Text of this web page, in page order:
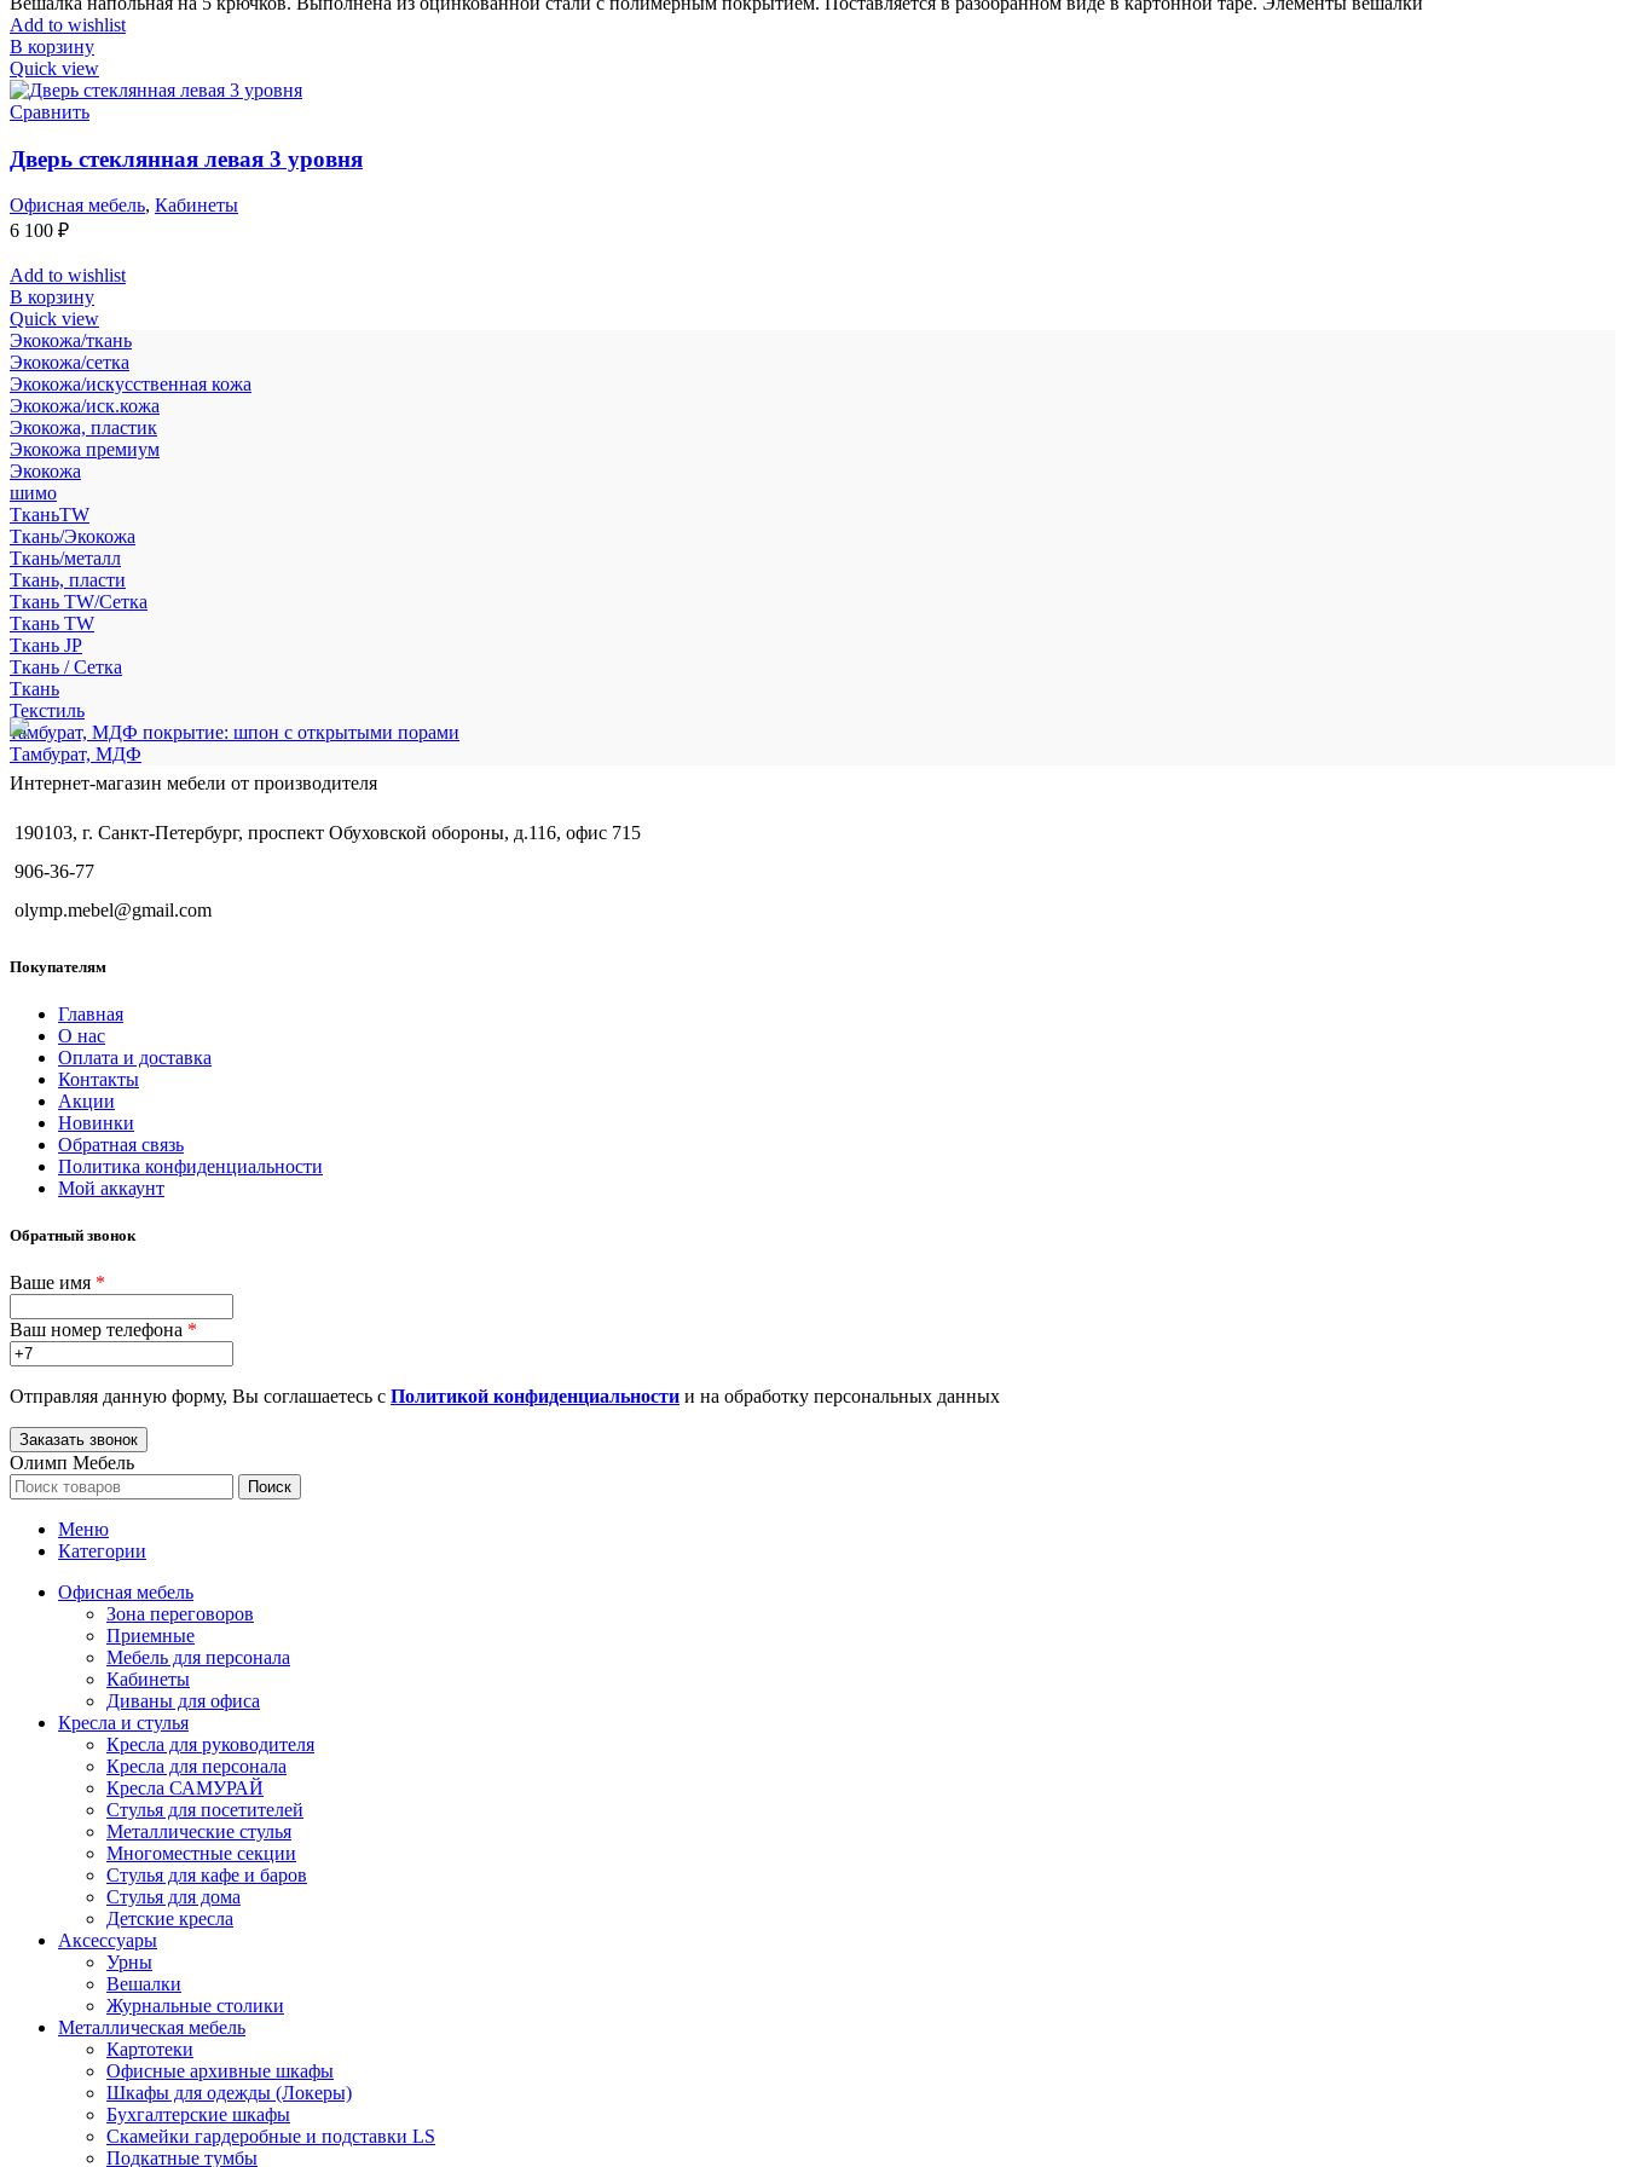
Add to wishlist
В корзину
Quick view
Сравнить
Дверь стеклянная левая 3 уровня
Офисная мебель, Кабинеты
6 100 ₽
Add to wishlist
В корзину
Quick view
Экокожа/ткань
Экокожа/сетка
Экокожа/искусственная кожа
Экокожа/иск.кожа
Экокожа, пластик
Экокожа премиум
Экокожа
шимо
ТканьTW
Ткань/Экокожа
Ткань/металл
Ткань, пласти
Ткань TW/Сетка
Ткань TW
Ткань JP
Ткань / Сетка
Ткань
Текстиль
тамбурат, МДФ покрытие: шпон с открытыми порами
Тамбурат, МДФ
Интернет-магазин мебели от производителя
190103, г. Санкт-Петербург, проспект Обуховской обороны, д.116, офис 715
906-36-77
olymp.mebel@gmail.com
Покупателям
Главная
О нас
Оплата и доставка
Контакты
Акции
Новинки
Обратная связь
Политика конфиденциальности
Мой аккаунт
Обратный звонок
Ваше имя *
Ваш номер телефона *
Отправляя данную форму, Вы соглашаетесь с Политикой конфиденциальности и на обработку персональных данных
Олимп Мебель
Поиск
Меню
Категории
Офисная мебель
Зона переговоров
Приемные
Мебель для персонала
Кабинеты
Диваны для офиса
Кресла и стулья
Кресла для руководителя
Кресла для персонала
Кресла САМУРАЙ
Стулья для посетителей
Металлические стулья
Многоместные секции
Стулья для кафе и баров
Стулья для дома
Детские кресла
Аксессуары
Урны
Вешалки
Журнальные столики
Металлическая мебель
Картотеки
Офисные архивные шкафы
Шкафы для одежды (Локеры)
Бухгалтерские шкафы
Скамейки гардеробные и подставки LS
Подкатные тумбы